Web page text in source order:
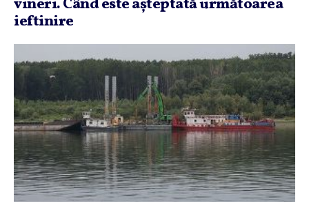
vineri. Când este aşteptată următoarea
ieftinire